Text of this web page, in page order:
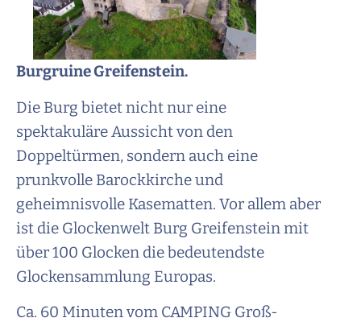
Burgruine Greifenstein.
Die Burg bietet nicht nur eine
spektakuläre Aussicht von den
Doppeltürmen, sondern auch eine
prunkvolle Barockkirche und
geheimnisvolle Kasematten. Vor allem aber
ist die Glockenwelt Burg Greifenstein mit
über 100 Glocken die bedeutendste
Glockensammlung Europas.
Ca. 60 Minuten vom CAMPING Groß-